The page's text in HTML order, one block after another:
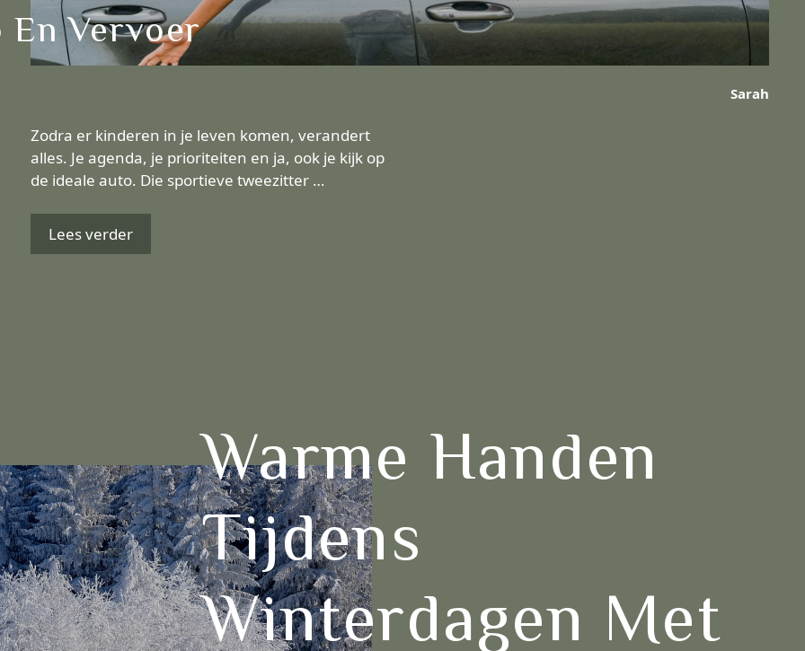
En Vervoer
Sarah
Zodra er kinderen in je leven komen, verandert
alles. Je agenda, je prioriteiten en ja, ook je kijk op
de ideale auto. Die sportieve tweezitter …
Lees verder
Warme Handen
Tijdens
Winterdagen Met